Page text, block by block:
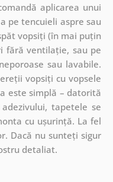
aplicarea unui
pe tencuieli aspre sau
vopsiți (în mai puțin
fără ventilație, sau pe
sau lavabile.
vopsiți cu vopsele
este simplă – datorită
tapetele se
cu ușurință. La fel
Dacă nu sunteți sigur
detaliat.